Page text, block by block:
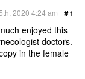
o
o
k
e
r
#1
2020 4:24 am
enjoyed this
doctors.
in the female